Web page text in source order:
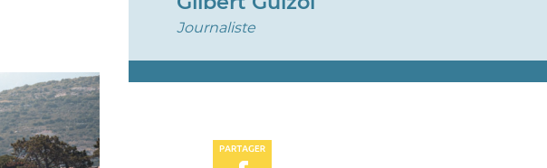
Journaliste